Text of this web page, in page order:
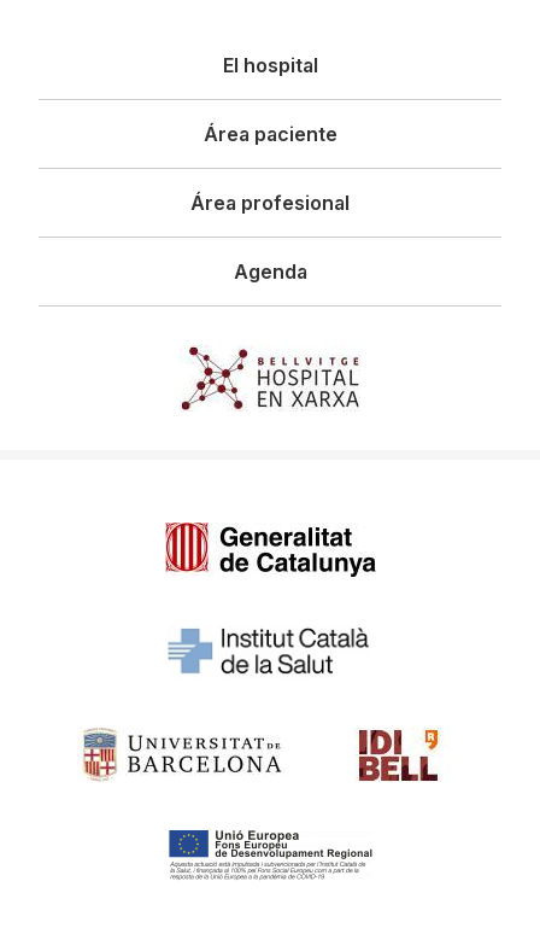
principal
El hospital
Área paciente
Área profesional
Agenda